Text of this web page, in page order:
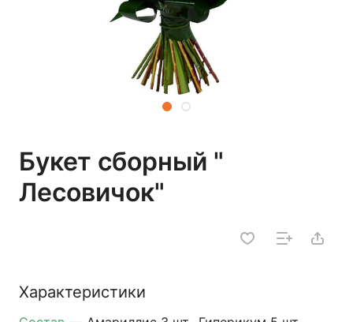
Букет сборный "
Лесовичок"
Характеристики